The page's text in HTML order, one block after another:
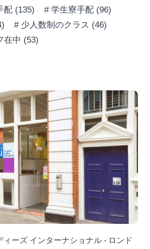
配(135) # 学生寮手配 (96)
# 少人数制のクラス (46)
在中 (53)
ィーズ インターナショナル - ロンド